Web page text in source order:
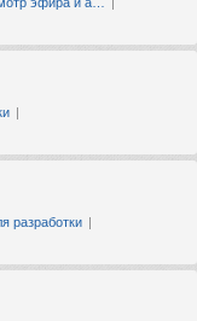
разработки